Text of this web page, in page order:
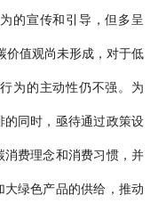
的宣传和引导，但多呈
价值观尚未形成，对于低
为的主动性仍不强。为
同时，亟待通过政策设
费理念和消费习惯，并
绿色产品的供给，推动